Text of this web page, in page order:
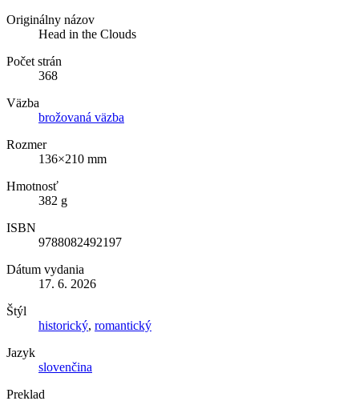
Originálny názov
Head in the Clouds
Počet strán
368
Väzba
brožovaná väzba
Rozmer
136×210 mm
Hmotnosť
382 g
ISBN
9788082492197
Dátum vydania
17. 6. 2026
Štýl
historický, romantický
Jazyk
slovenčina
Preklad